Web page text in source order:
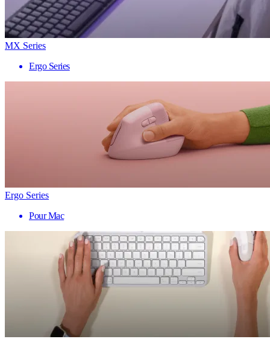
MX Series
Ergo Series
Ergo Series
Pour Mac